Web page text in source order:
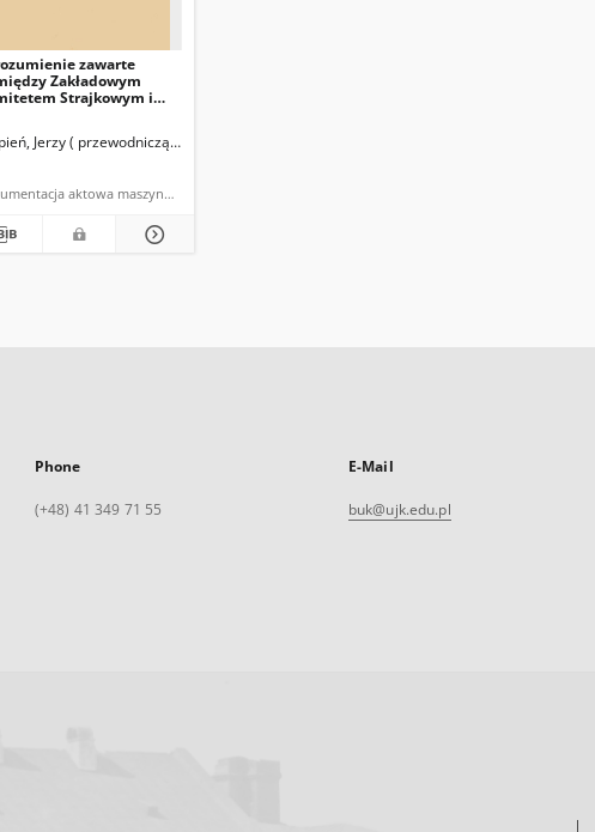
Komitetu Strajkowego FŁT "Iskra")
zawarte
Zakładowym
Strajkowym i
Jerzy ( przewodniczący Zakładowego Komitetu Strajkowego FŁT "Iskra")
dokumentacja aktowa maszynopis powielony
Phone
(+48) 41 349 71 55
E-Mail
buk@ujk.edu.pl